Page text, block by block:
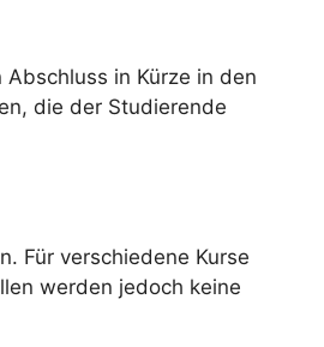
in Kürze in den
die der Studierende
Für verschiedene Kurse
werden jedoch keine